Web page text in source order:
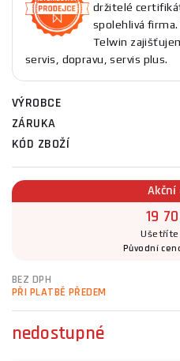
držitelé
spolehlivá
Telwin
servis, dopravu, servis plus.
VÝROBCE
ZÁRUKA
KÓD ZBOŽÍ
Akční
19
Ušetříte
Původní
BEZ DPH
PŘI PLATBĚ PŘEDEM
nedostupné